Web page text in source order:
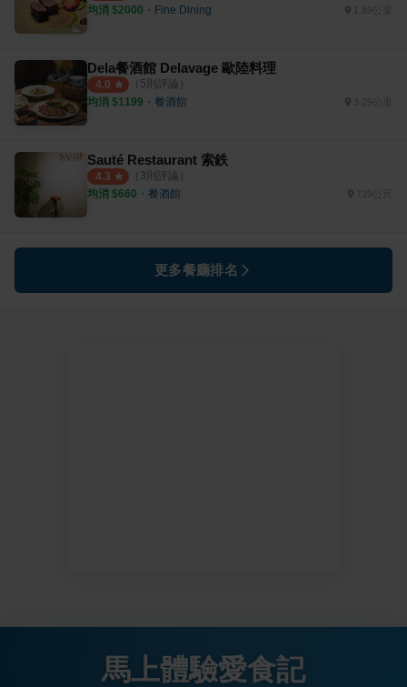
均消 $2000 ・ Fine Dining
Dela餐酒館 Delavage 歐陸料理
4.0 （ 5則評論）
均消 $1199 ・ 餐酒館
Sauté Restaurant 索鉄
4.3 （ 3則評論）
均消 $660 ・ 餐酒館
更多餐廳排名
馬上體驗愛食記